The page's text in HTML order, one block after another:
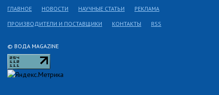
© ВОДА MAGAZINE
ГЛАВНОЕ НОВОСТИ НАУЧНЫЕ СТАТЬИ РЕКЛАМА
ПРОИЗВОДИТЕЛИ И ПОСТАВЩИКИ КОНТАКТЫ RSS